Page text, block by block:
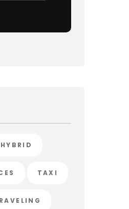
HYBRID
TAXI